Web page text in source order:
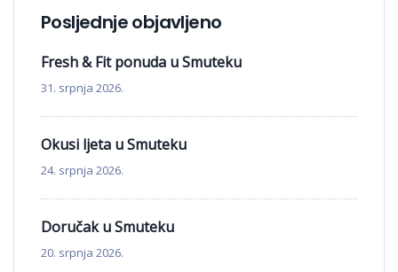
Posljednje objavljeno
Fresh & Fit ponuda u Smuteku
31. srpnja 2026.
Okusi ljeta u Smuteku
24. srpnja 2026.
Doručak u Smuteku
20. srpnja 2026.